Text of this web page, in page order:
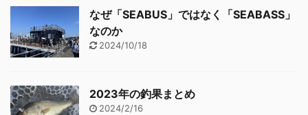
なぜ「SEABUS」ではなく「SEABASS」
なのか
2024/10/18
2023年の釣果まとめ
2024/2/16